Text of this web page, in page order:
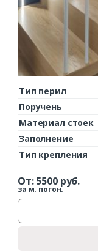
Тип перил
Поручень
Материал стоек
Заполнение
Тип крепления
От:5500руб.
за м. погон.